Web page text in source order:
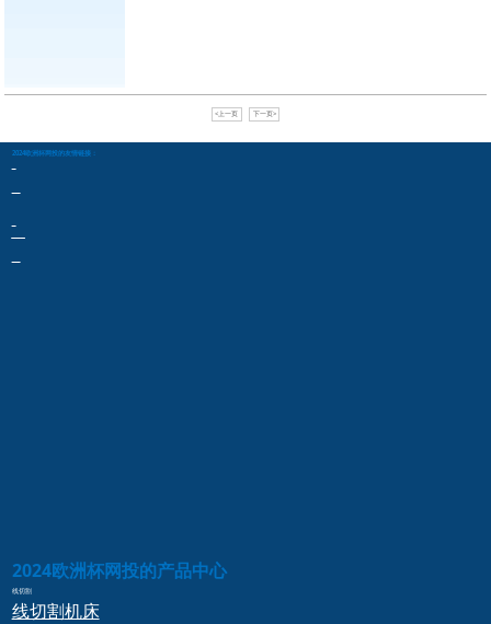
<上一页 下一页>
2024欧洲杯网投的友情链接：
2024欧洲杯网投的产品中心
线切割
线切割机床